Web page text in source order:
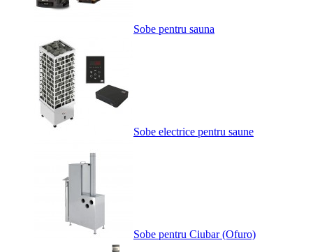
Sobe pentru sauna
Sobe electrice pentru saune
Sobe pentru Ciubar (Ofuro)